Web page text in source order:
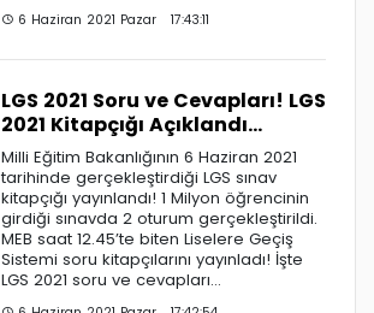
6 Haziran 2021 Pazar 17:43:11
LGS 2021 Soru ve Cevapları! LGS
2021 Kitapçığı Açıklandı...
Milli Eğitim Bakanlığının 6 Haziran 2021
tarihinde gerçekleştirdiği LGS sınav
kitapçığı yayınlandı! 1 Milyon öğrencinin
girdiği sınavda 2 oturum gerçekleştirildi.
MEB saat 12.45’te biten Liselere Geçiş
Sistemi soru kitapçılarını yayınladı! İşte
LGS 2021 soru ve cevapları…